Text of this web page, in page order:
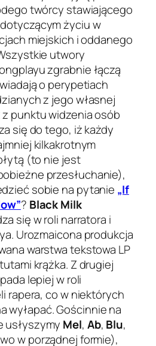
twórcy stawiającego
życiu w
miejskich i oddanego
utwory
zgrabnie łączą
o perypetiach
z jego własnej
punktu widzenia osób
się do tego, iż każdy
kilkakrotnym
(to nie jest
przesłuchanie),
sobie na pytanie „If
? Black Milk
się w roli narratora i
Urozmaicona produkcja
warstwa tekstowa LP
krążka. Z drugiej
lepiej w roli
rapera, co w niektórych
wyłapać. Gościnnie na
usłyszymy Mel, Ab, Blu,
w porządnej formie),